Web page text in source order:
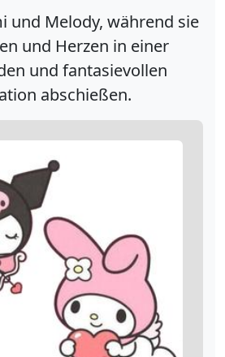
und Melody, während sie
und Herzen in einer
und fantasievollen
abschießen.